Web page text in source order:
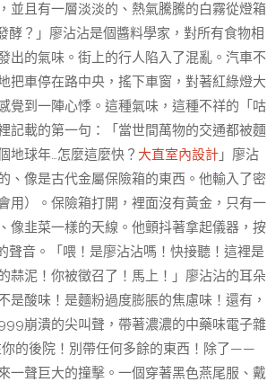
並且有一層淡淡的、熱氣騰騰的白霧從燈箱
？」廖沾沾是個醬料學家，對所有食物相
出的氣味。街上的行人陷入了混亂。汽車不
把車停在路中央，搖下車窗，對著紅綠燈大
覺到一陣心悸。這種氣味，這種不祥的「咕
記載的第一句：「當世間萬物的交通都被麵
地球年…怎麼這麼快？ 大直室內設計 」廖沾
、像是古代金屬保險箱的東西。他輸入了密
用）。保險箱打開，裡面沒有黃金，只有一
像韭菜一樣的天線。他顫抖著拿起儀器，按
音。「喂！是廖沾沾嗎！快接聽！這裡是
蒜泥！你被徵召了！馬上！」廖沾沾的耳朵
酸味！是麵粉過度膨脹的焦慮味！還有，
崩潰的尖叫聲，帶著濃濃的中藥味電子雜
你的後院！別帶任何多餘的東西！除了——
一聲巨大的撞擊。一個穿著黑色燕尾服、戴